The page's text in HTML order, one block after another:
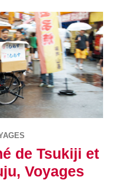
de Tsukiji et
Voyages